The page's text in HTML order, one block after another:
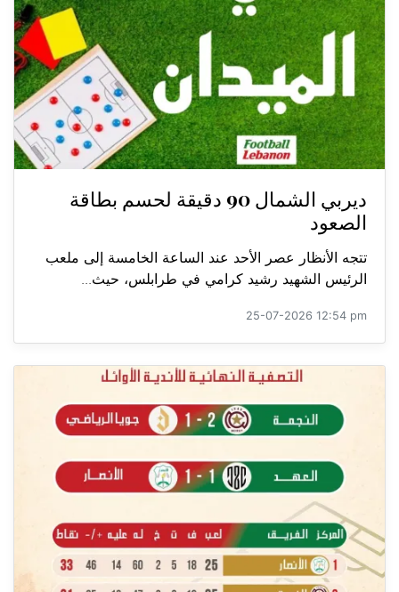
ديربي الشمال 90 دقيقة لحسم بطاقة
الصعود
تتجه الأنظار عصر الأحد عند الساعة الخامسة إلى ملعب
الرئيس الشهيد رشيد كرامي في طرابلس، حيث...
25-07-2026 12:54 pm